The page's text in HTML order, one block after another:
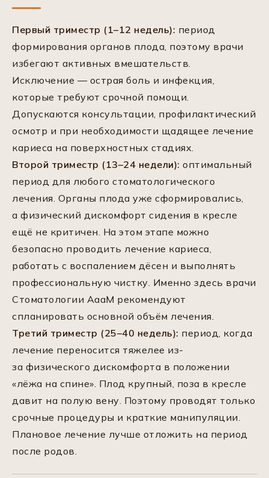
Первый триместр (1–12 недель): период
формирования органов плода, поэтому врачи
избегают активных вмешательств.
Исключение — острая боль и инфекция,
которые требуют срочной помощи.
Допускаются консультации, профилактический
осмотр и при необходимости щадящее лечение
кариеса на поверхностных стадиях.
Второй триместр (13–24 недели): оптимальный
период для любого стоматологического
лечения. Органы плода уже сформировались,
а физический дискомфорт сидения в кресле
ещё не критичен. На этом этапе можно
безопасно проводить лечение кариеса,
работать с воспалением дёсен и выполнять
профессиональную чистку. Именно здесь врачи
Стоматологии АааМ рекомендуют
спланировать основной объём лечения.
Третий триместр (25–40 недель): период, когда
лечение переносится тяжелее из-
за физического дискомфорта в положении
«лёжа на спине». Плод крупный, поза в кресле
давит на полую вену. Поэтому проводят только
срочные процедуры и краткие манипуляции.
Плановое лечение лучше отложить на период
после родов.